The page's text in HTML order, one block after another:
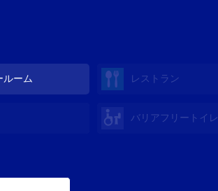
ルーム レストラン
バリアフリートイレ